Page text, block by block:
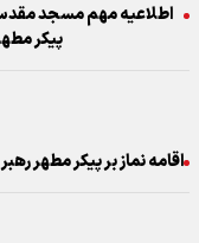
اطلاعیه مهم مسجد مقدس
پیکر
اقامه نماز بر پیکر مطهر رهبر شهید